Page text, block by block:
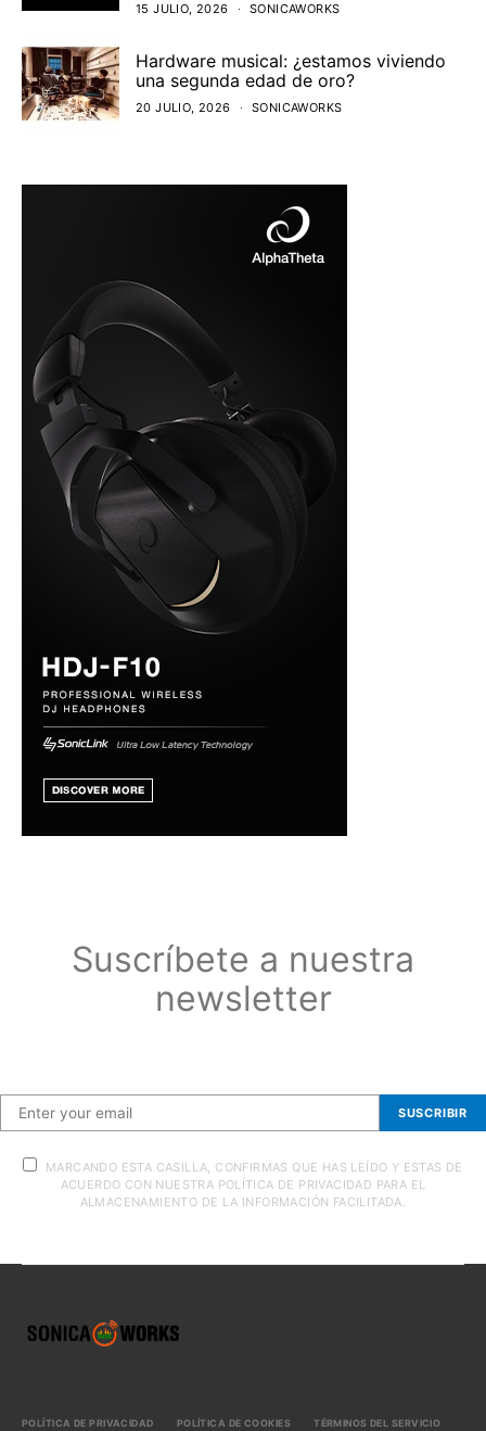
15 JULIO, 2026 SONICAWORKS
Hardware musical: ¿estamos viviendo
una segunda edad de oro?
20 JULIO, 2026 SONICAWORKS
Suscríbete a nuestra
newsletter
SUSCRIBIR
MARCANDO ESTA CASILLA, CONFIRMAS QUE HAS LEÍDO Y ESTAS DE
ACUERDO CON NUESTRA POLÍTICA DE PRIVACIDAD PARA EL
ALMACENAMIENTO DE LA INFORMACIÓN FACILITADA.
POLÍTICA DE PRIVACIDAD POLÍTICA DE COOKIES TÉRMINOS DEL SERVICIO